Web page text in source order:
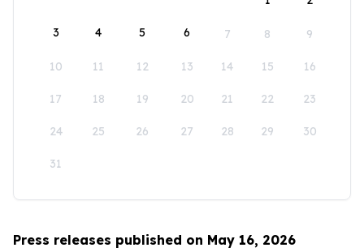
3 4 5 6 7 8 9
10 11 12 13 14 15 16
17 18 19 20 21 22 23
24 25 26 27 28 29 30
31
Press releases published on May 16, 2026